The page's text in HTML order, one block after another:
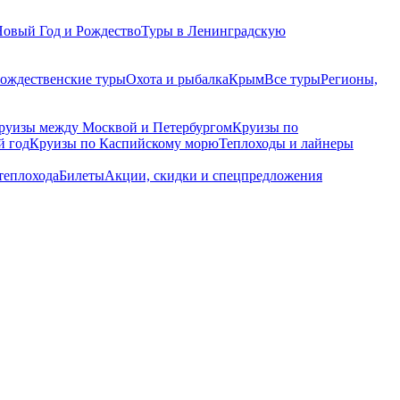
Год и РождествоТуры в Ленинградскую
турыОхота и рыбалкаКрымВсе турыРегионы,
между Москвой и ПетербургомКруизы по
годКруизы по Каспийскому морюТеплоходы и лайнеры
БилетыАкции, скидки и спецпредложения